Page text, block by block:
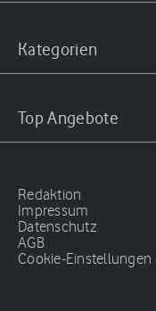
Kategorien
Top Angebote
Redaktion
Impressum
Datenschutz
AGB
Cookie-Einstellungen